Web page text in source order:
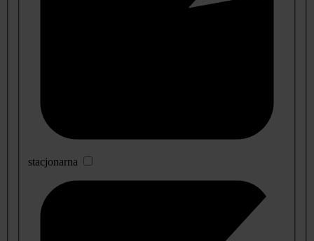
stacjonarna